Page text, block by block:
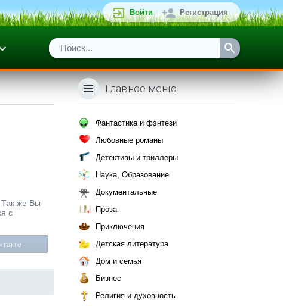
Войти Регистрация
же Вы
с
Главное меню
Фантастика и фэнтези
Любовные романы
Детективы и триллеры
Наука, Образование
Документальные
Проза
Приключения
Детская литература
Дом и семья
Бизнес
Религия и духовность